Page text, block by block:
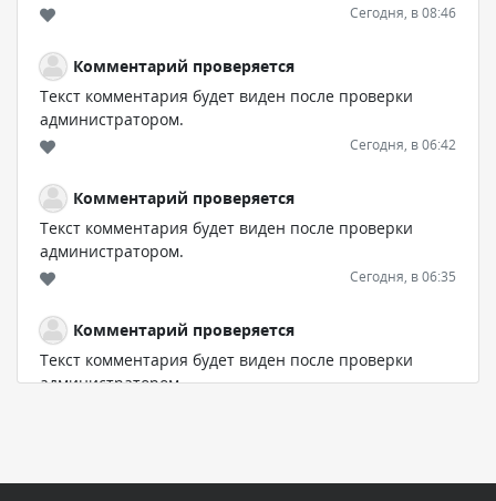
Сегодня, в 08:46
Комментарий проверяется
Текст комментария будет виден после проверки
администратором.
Сегодня, в 06:42
Комментарий проверяется
Текст комментария будет виден после проверки
администратором.
Сегодня, в 06:35
Комментарий проверяется
Текст комментария будет виден после проверки
администратором.